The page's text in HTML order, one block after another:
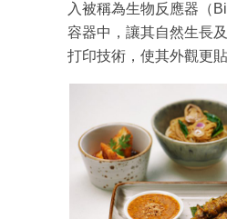
入被稱為生物反應器（
容器中，讓其自然生長
打印技術，使其外觀更